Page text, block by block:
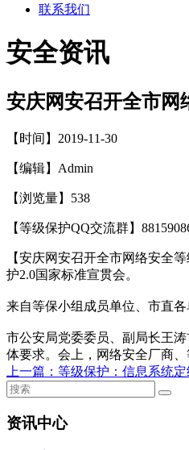
联系我们
安全资讯
安庆网安召开全市网
【时间】2019-11-30
【编辑】Admin
【浏览量】 538
【等级保护QQ交流群】
【安庆网安召开全市网络安全
护2.0国家标准宣贯会。
来自等保小组成员单位、市直
市公安局党委委员、副局长王
体要求。会上，网络安全厂商
上一篇： 等级保护：信息系统
资讯中心